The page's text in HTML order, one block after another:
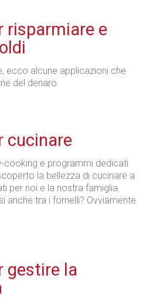
risparmiare e
ecco alcune applicazioni che
del denaro.
cucinare
cooking e programmi dedicati
la bellezza di cucinare a
per noi e la nostra famiglia.
anche tra i fornelli? Ovviamente
gestire la